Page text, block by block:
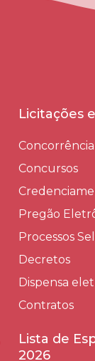
Licitações
Concorrência
Concursos
Pregão
Processos
Decretos
Dispensa
Contratos
Lista de
2026